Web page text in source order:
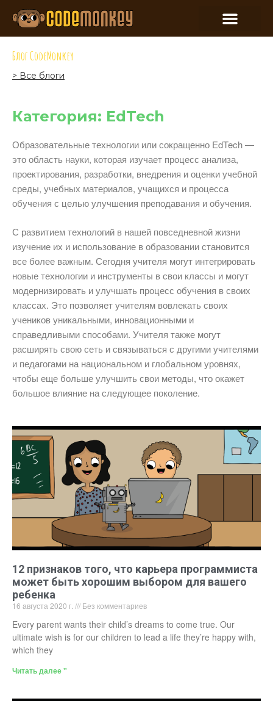
Блог CodeMonkey
> Все блоги
Категория: EdTech
Образовательные технологии или сокращенно EdTech —
это область науки, которая изучает процесс анализа,
проектирования, разработки, внедрения и оценки учебной
среды, учебных материалов, учащихся и процесса
обучения с целью улучшения преподавания и обучения.
С развитием технологий в нашей повседневной жизни
изучение их и использование в образовании становится
все более важным. Сегодня учителя могут интегрировать
новые технологии и инструменты в свои классы и могут
модернизировать и улучшать процесс обучения в своих
классах. Это позволяет учителям вовлекать своих
учеников уникальными, инновационными и
справедливыми способами. Учителя также могут
расширять свою сеть и связываться с другими учителями
и педагогами на национальном и глобальном уровнях,
чтобы еще больше улучшить свои методы, что окажет
большое влияние на следующее поколение.
12 признаков того, что карьера программиста
может быть хорошим выбором для вашего
ребенка
16 августа 2020 г. Без комментариев
Every parent wants their child’s dreams to come true. Our
ultimate wish is for our children to lead a life they’re happy with,
which they
Читать далее "